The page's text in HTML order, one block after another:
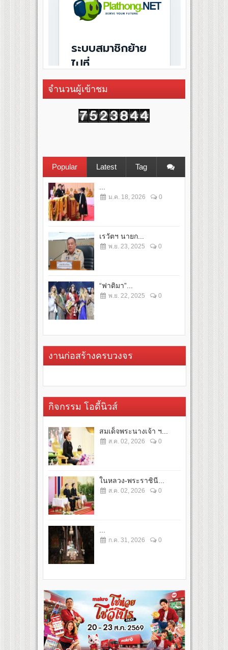
จำนวนผู้เข้าชม
Popular Latest Tag
...
ม.ค. 18, 2026 0
เรวัตฯ นายก...
พ.ย. 23, 2025 0
“ฟาติมา”...
พ.ย. 22, 2025 0
งานก่อสร้างครบวงจร
กิจกรรม โอดี้นิวส์
สมเด็จพระนางเจ้า ฯ...
ส.ค. 02, 2026 0
ในหลวง-พระราชินี...
ส.ค. 02, 2026 0
...
ก.ค. 31, 2026 0